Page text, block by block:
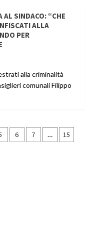
AL SINDACO: “CHE
ALLA
PER
alla criminalità
comunali Filippo
6 7 …
15